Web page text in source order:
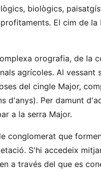
biològics,
El cim de la
orografia, de la
agrícoles. Al vessant
del cingle Major,
d'anys). Per damunt
a la serra Major.
conglomerat que
S'hi accedeix
a través del que es